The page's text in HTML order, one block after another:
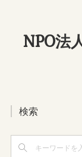
NPO法
検索